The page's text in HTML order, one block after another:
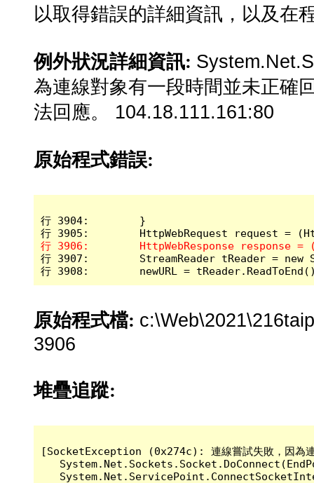
以取得錯誤的詳細資訊，以及在
例外狀況詳細資訊:
為連線對象有一段時間並未正確
法回應。 104.18.111.161:80
原始程式錯誤:
行 3904:        }
行 3907:        StreamReader tReader = new
行 3908:        newURL =
原始程式檔:
3906
堆疊追蹤:
[SocketException (0x274c): 連線嘗試失敗，因為連